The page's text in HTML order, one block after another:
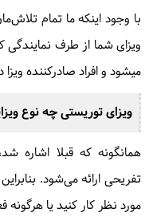
با وجود اینکه ما تمام
ویزای شما از طرف
می‎شود و افراد صادرکننده ویزا در صدور و یا عدم صدور ویزا مختارند.
ویزای توریستی چه نوع
همانگونه که قبلا اشاره
تفریحی ارائه می‌شود.
مورد نظر کار کنید یا